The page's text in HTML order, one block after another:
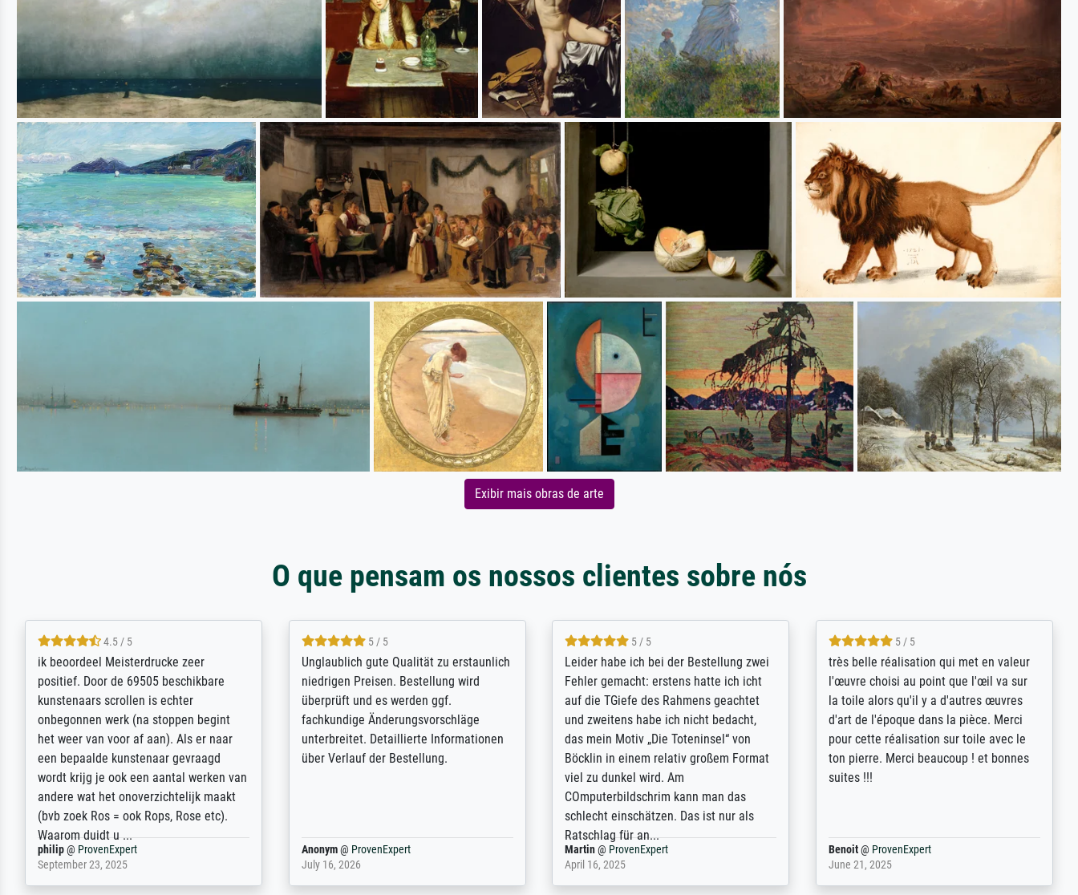
Exibir mais obras de arte
O que pensam os nossos clientes sobre nós
5 / 5
Die Zufriedenheit ist auch nicht dadurch
getrübt, dass das Bild entgegen einer
angegebenen Lieferanschrift (sollte
eine Überraschung für die normannische
Ehefrau sein zum Hochzeits- gleichzeitig
auch Geburtstag sein) doch nach zu
Hause zugestellt wurde.
Jürgen@ProvenExpert
April 22, 2026
5 / 5
Excellent / Highly recommended. The
selection, ordering and payment process
were easy, shipping was efficient and
the item itself exceeds expectations. I
am based in the UK and found the site
searching for a specific print - I am very
SJL@ProvenExpert
December 2, 2025
5 / 5
The team at Meisterdrucke strives to
meet its clients demands, and provides
expert advice on how to obtain the best
results for the prints requested by the
client. The company has a vast
repertoire of prints to choose from, and
will provide excellent service also with
regards to prints which are not in that
repertoire. Highly recommended!
Anonym@ProvenExpert
April 22, 2026
5 / 5
eine große Auswahl an Bildern und
deren Reproduktionsmöglichkeiten;
wurde sehr gut durch die einzelnen
Bestellkriterien geführt, verständliche
Erklärungen, z.B. mit Bilddarstellungen,
werde auf jeden Fall meine guten
Erfahrungen weitergeben.
Anonym@ProvenExpert
May 13, 2026